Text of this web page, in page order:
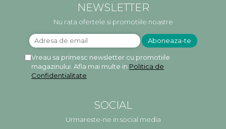
NEWSLETTER
Nu rata ofertele si promotiile noastre
Vreau sa primesc newsletter cu promotiile
magazinului. Afla mai multe in Politica de
Confidentialitate
SOCIAL
Urmareste-ne in social media